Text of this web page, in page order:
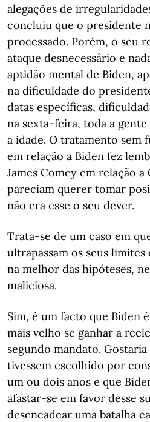
alegações de
concluiu que o presidente
processado. Porém, o seu
ataque desnecessário e
aptidão mental de Biden,
na dificuldade do
datas específicas,
na sexta-feira, toda a
a idade. O tratamento sem
em relação a Biden fez
James Comey em relação
pareciam querer tomar
não era esse o seu dever.
Trata-se de um caso em
ultrapassam os seus
na melhor das hipóteses,
maliciosa.
Sim, é um facto que Biden
mais velho se ganhar a
segundo mandato.
tivessem escolhido por
um ou dois anos e que
afastar-se em favor desse
desencadear uma batalha